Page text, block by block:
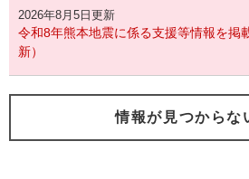
2026年8月5日更新
令和8年熊本地震に係る支援等情報を掲
新）
情報が見つからな